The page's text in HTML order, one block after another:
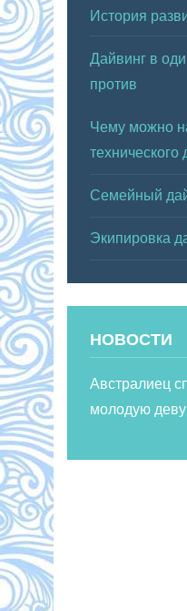
История
Дайвинг в
против
Чему можно
технического
Семейный
Экипировка
НОВОСТИ
Австралиец
молодую